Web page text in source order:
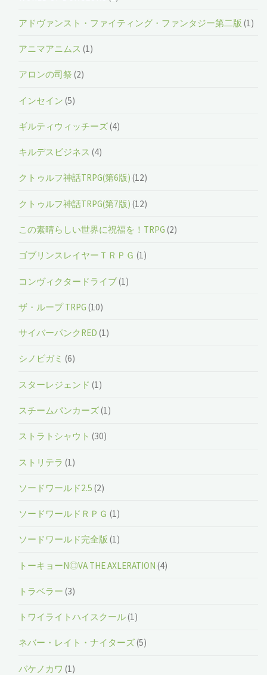
アドヴァンスト・ファイティング・ファンタジー第二版 (1)
アニマアニムス (1)
アロンの司祭 (2)
インセイン (5)
ギルティウィッチーズ(4)
キルデスビジネス (4)
クトゥルフ神話TRPG(第6版) (12)
クトゥルフ神話TRPG(第7版) (12)
この素晴らしい世界に祝福を！TRPG (2)
ゴブリンスレイヤーＴＲＰＧ (1)
コンヴィクタードライブ(1)
ザ・ループ TRPG (10)
サイバーパンクRED (1)
シノビガミ (6)
スターレジェンド (1)
スチームパンカーズ(1)
ストラトシャウト (30)
ストリテラ (1)
ソードワールド2.5 (2)
ソードワールドＲＰＧ (1)
ソードワールド完全版 (1)
トーキョーN◎VA THE AXLERATION (4)
トラベラー (3)
トワイライトハイスクール(1)
ネバー・レイト・ナイターズ(5)
バケノカワ (1)